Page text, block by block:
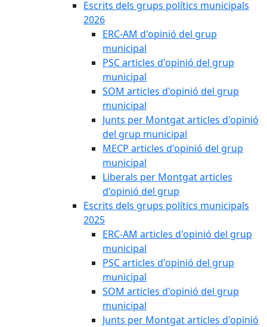
Escrits dels grups polítics municipals
2026
ERC-AM d'opinió del grup
municipal
PSC articles d'opinió del grup
municipal
SOM articles d'opinió del grup
municipal
Junts per Montgat articles d'opinió
del grup municipal
MECP articles d'opinió del grup
municipal
Liberals per Montgat articles
d'opinió del grup
Escrits dels grups polítics municipals
2025
ERC-AM articles d'opinió del grup
municipal
PSC articles d'opinió del grup
municipal
SOM articles d'opinió del grup
municipal
Junts per Montgat articles d'opinió